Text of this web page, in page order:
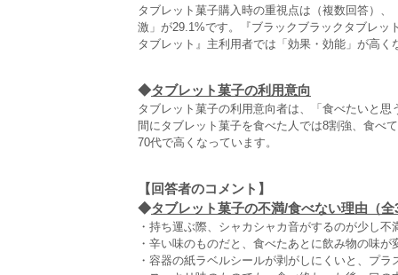
タブレット菓子購入時の重視点は（複数回答）
激」が29.1%です。『ブラックブラックタブレ
タブレット』主利用者では「効果・効能」が高く
◆タブレット菓子の利用意向
タブレット菓子の利用意向者は、「食べたいと
間にタブレット菓子を食べた人では8割強、食べ
70代で高くなっています。
【回答者のコメント】
◆タブレット菓子の不満/食べない理由（全
・持ち運ぶ際、シャカシャカ音がするのが少し不
・辛い味のものだと、食べたあとに飲み物の味
・容器の紙ラベルシールが剥がしにくいと、プ